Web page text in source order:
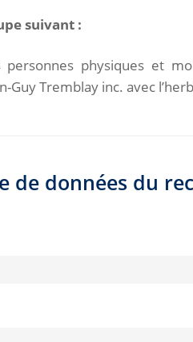
suivant :
personnes physiques et
Guy Tremblay inc. avec
de données du